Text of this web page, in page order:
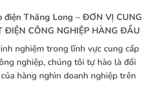
điện Thăng Long – ĐƠN VỊ CUNG
ĐIỆN CÔNG NGHIỆP HÀNG ĐẦU
nghiệm trong lĩnh vực cung cấp
nghiệp, chúng tôi tự hào là đối
hàng nghìn doanh nghiệp trên